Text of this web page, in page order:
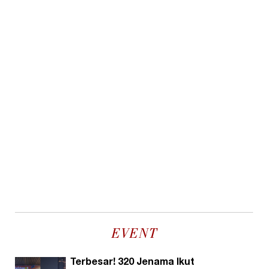
EVENT
Terbesar! 320 Jenama Ikut